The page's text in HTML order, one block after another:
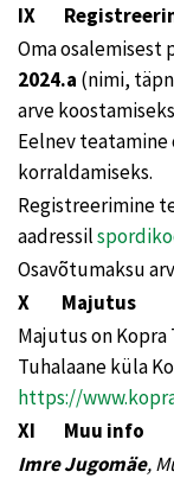
IX
Oma
2024.a (nimi,
arve
Eelnev teatamine
korraldamiseks.
Registreerimine
aadressil
Osavõtumaksu
X Majutus
Majutus on
Tuhalaane küla
https://
XI Muu info
Imre Jugomäe,